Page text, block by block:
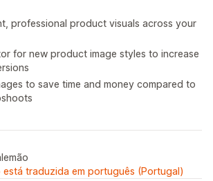
professional product visuals across your
for new product image styles to increase
to save time and money compared to
está traduzida em português (Portugal)